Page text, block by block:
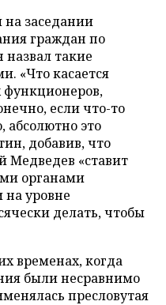
заседании
граждан по
такие
«Что касается
если что-то
абсолютно это
добавив, что
Медведев «ставит
органами
на уровне
делать, чтобы
временах, когда
были несравнимо
пресловутая